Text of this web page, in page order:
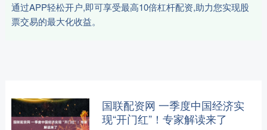
通过APP轻松开户,即可享受最高10倍杠杆配资,助力您实现股
票交易的最大化收益。
国联配资网 一季度中国经济实
现“开门红”！专家解读来了